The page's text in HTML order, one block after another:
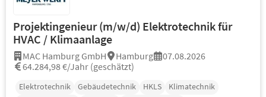
Projektingenieur (m/w/d) Elektrotechnik für
HVAC / Klimaanlage
MAC Hamburg GmbH Hamburg
07.08.2026
64.284,98 €/Jahr (geschätzt)
Elektrotechnik Gebäudetechnik HKLS
Klimatechnik